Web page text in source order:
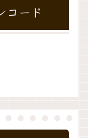
コード